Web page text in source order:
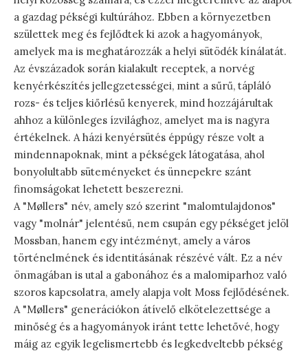
a gazdag pékségi kultúrához. Ebben a környezetben
születtek meg és fejlődtek ki azok a hagyományok,
amelyek ma is meghatározzák a helyi sütödék kínálatát.
Az évszázadok során kialakult receptek, a norvég
kenyérkészítés jellegzetességei, mint a sűrű, tápláló
rozs- és teljes kiőrlésű kenyerek, mind hozzájárultak
ahhoz a különleges ízvilághoz, amelyet ma is nagyra
értékelnek. A házi kenyérsütés éppúgy része volt a
mindennapoknak, mint a pékségek látogatása, ahol
bonyolultabb süteményeket és ünnepekre szánt
finomságokat lehetett beszerezni.
A "Møllers" név, amely szó szerint "malomtulajdonos"
vagy "molnár" jelentésű, nem csupán egy pékséget jelöl
Mossban, hanem egy intézményt, amely a város
történelmének és identitásának részévé vált. Ez a név
önmagában is utal a gabonához és a malomiparhoz való
szoros kapcsolatra, amely alapja volt Moss fejlődésének.
A "Møllers" generációkon átívelő elkötelezettsége a
minőség és a hagyományok iránt tette lehetővé, hogy
máig az egyik legelismertebb és legkedveltebb pékség